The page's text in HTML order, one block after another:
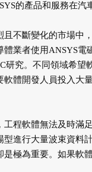
的產品和服務在汽
且不斷變化的市場中
體業者使用ANSYS
研究。不同領域希望
軟體開發人員投入大
工程軟體無法及時滿
型進行大量波束資料
是極為重要。如果軟